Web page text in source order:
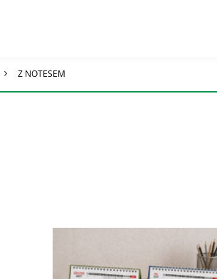
Z NOTESEM